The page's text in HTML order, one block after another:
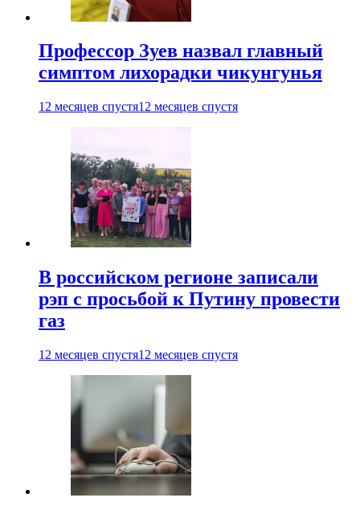
Профессор Зуев назвал главный
симптом лихорадки чикунгунья
12 месяцев спустя12 месяцев спустя
В российском регионе записали
рэп с просьбой к Путину провести
газ
12 месяцев спустя12 месяцев спустя